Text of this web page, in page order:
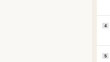
4
5